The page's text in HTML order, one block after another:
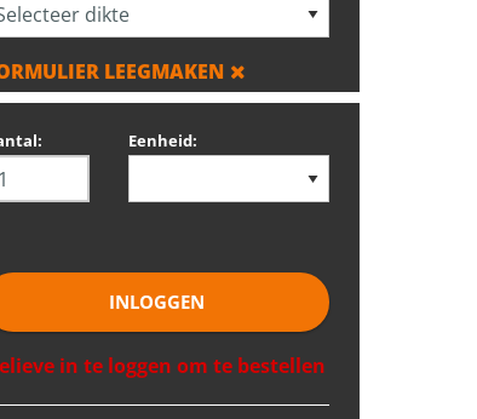
LEEGMAKEN
Eenheid:
INLOGGEN
in te loggen om te bestellen